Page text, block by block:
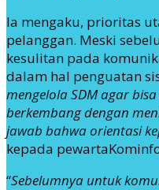
Ia mengaku, prioritas
pelanggan. Meski
kesulitan pada
dalam hal penguatan
mengelola SDM agar
berkembang dengan
jawab bahwa orientasi
kepada
“Sebelumnya untuk